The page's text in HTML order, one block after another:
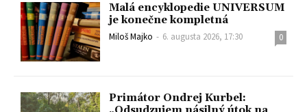
Malá encyklopedie UNIVERSUM
je konečne kompletná
Miloš Majko - 6. augusta 2026, 17:30 0
Primátor Ondrej Kurbel: